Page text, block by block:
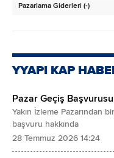
Ticari Alacaklar
- İlişkili Taraflardan Ticari
Finans Sektörü
- Finans Sektörü
Diğer Alacaklar
- İlişkili Taraflardan Diğer
Pazarlama Giderleri (-)
Araştırma ve Geliştirme
Yatırım Faaliyetlerinden
Yatırım Faaliyetlerinden
Özkaynak Yöntemiyle
FİNANSMAN GİDERİ
YYAPI KAP
Pazar Geçiş Başvurusu
Yakın İzleme Pazarından
başvuru hakkında
28 Temmuz 2026 14:24